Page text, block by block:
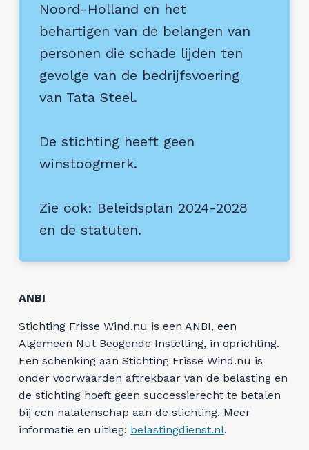
Noord-Holland en het
behartigen van de belangen van
personen die schade lijden ten
gevolge van de bedrijfsvoering
van Tata Steel.
De stichting heeft geen
winstoogmerk.
Zie ook: Beleidsplan 2024-2028
en de statuten.
ANBI
Stichting Frisse Wind.nu is een ANBI, een
Algemeen Nut Beogende Instelling, in oprichting.
Een schenking aan Stichting Frisse Wind.nu is
onder voorwaarden aftrekbaar van de belasting en
de stichting hoeft geen successierecht te betalen
bij een nalatenschap aan de stichting. Meer
informatie en uitleg: belastingdienst.nl.